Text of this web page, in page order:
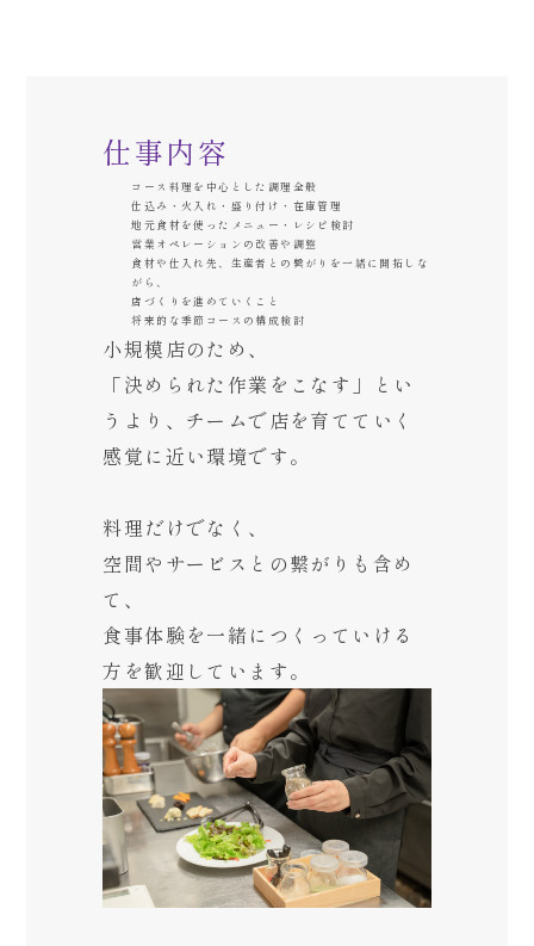
仕事内容
コース料理を中心とした調理全般
仕込み・火入れ・盛り付け・在庫管理
地元食材を使ったメニュー・レシピ検討
営業オペレーションの改善や調整
食材や仕入れ先、生産者との繋がりを一緒に開拓しな
がら、
店づくりを進めていくこと
将来的な季節コースの構成検討
小規模店のため、
「決められた作業をこなす」とい
うより、 チームで店を育てていく
感覚に近い環境です。
料理だけでなく、
空間やサービスとの繋がりも含め
て、
食事体験を一緒につくっていける
方を歓迎しています。